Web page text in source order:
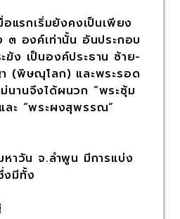
รกเริ่มยังคงเป็นเพียง
๓ องค์เท่านั้น อันประกอบ
ง เป็นองค์ประธาน ซ้าย-
(พิษณุโลก) และพระรอด
นานจึงได้ผนวก “พระซุ้ม
ละ “พระผงสุพรรณ”
วัน จ.ลำพูน มีการแบ่ง
งมีทั้ง